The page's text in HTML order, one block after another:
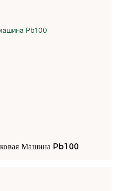
Машина Pb100